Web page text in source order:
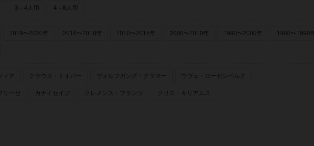
3～4人用 4～8人用
2019〜2020年 2016〜2018年 2010〜2015年 2000〜2010年 1990〜2000年 1980〜1990年
ィア クラウス・トイバー ヴォルフガング・クラマー ウヴェ・ローゼンベルク
リーゼ カナイセイジ クレメンス・フランツ クリス・キリアムス